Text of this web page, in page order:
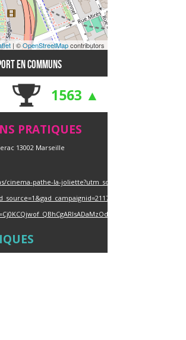
| ©OpenStreetMapcontributors
en communs
1563 ▲
PRATIQUES
13002 Marseille
cinema-pathe-la-